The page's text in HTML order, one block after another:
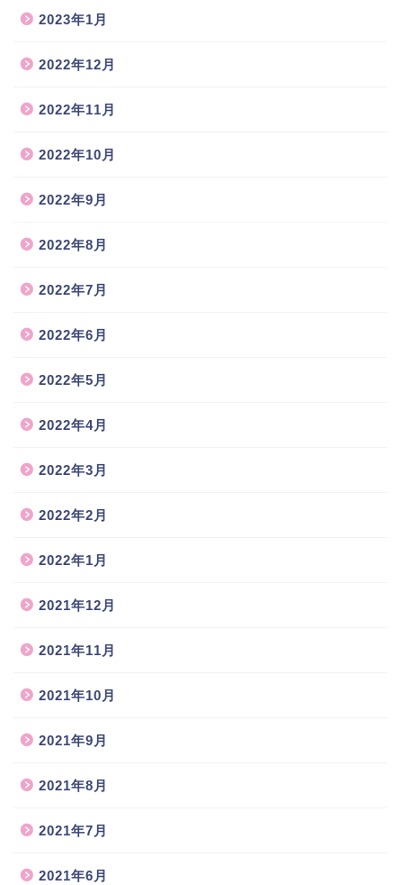
2023年1月
2022年12月
2022年11月
2022年10月
2022年9月
2022年8月
2022年7月
2022年6月
2022年5月
2022年4月
2022年3月
2022年2月
2022年1月
2021年12月
2021年11月
2021年10月
2021年9月
2021年8月
2021年7月
2021年6月